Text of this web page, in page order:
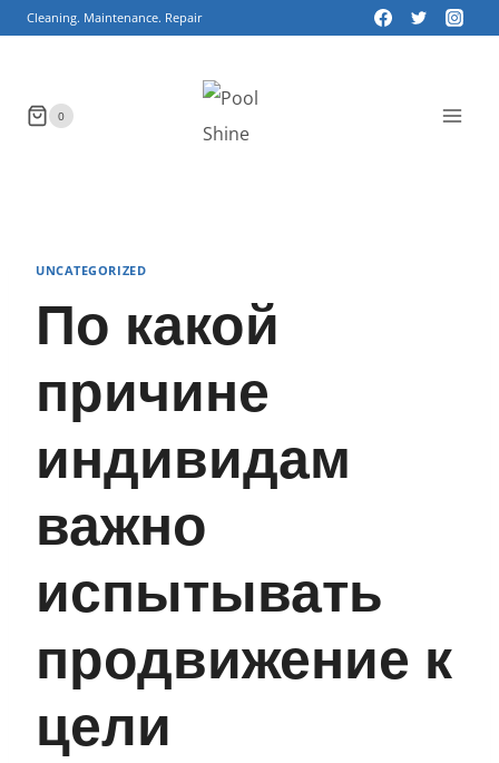
SkipCleaning. Maintenance. Repair
0
UNCATEGORIZED
По какой
причине
индивидам
важно
испытывать
продвижение к
цели